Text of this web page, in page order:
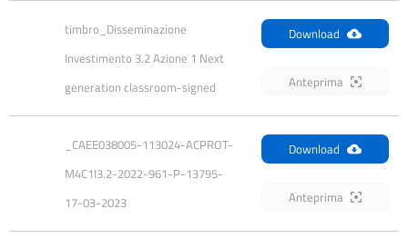
timbro_Disseminazione
Investimento 3.2 Azione 1 Next
generation classroom-signed
Download
Anteprima
_CAEE038005-113024-ACPROT-
M4C1I3.2-2022-961-P-13795-
17-03-2023
Download
Anteprima